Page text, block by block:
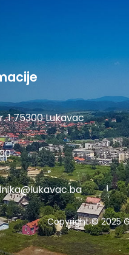
1 75300 Lukavac
Copyright © 2025